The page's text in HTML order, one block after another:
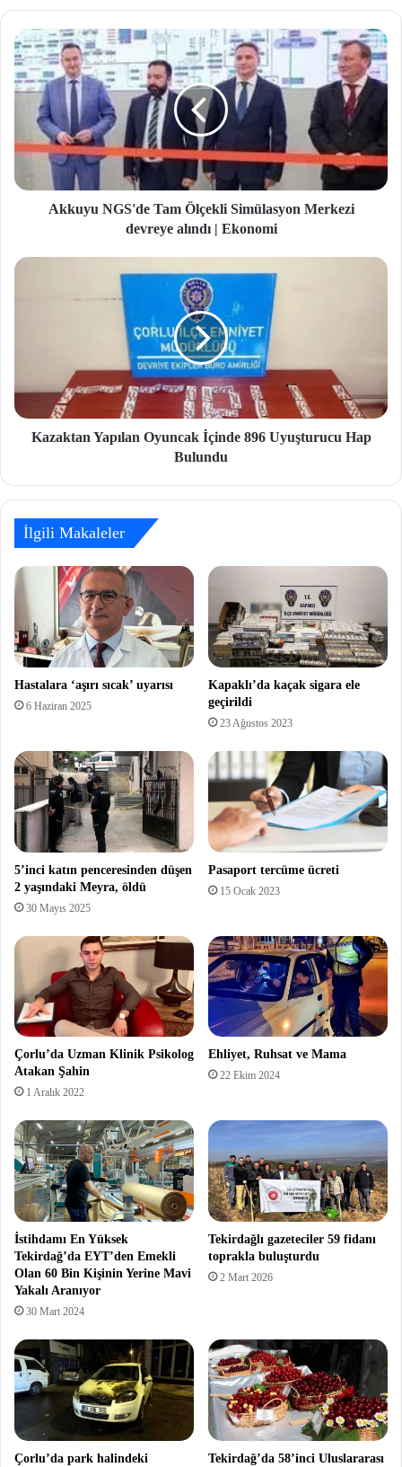
site
si
Akkuyu NGS'de Tam Ölçekli Simülasyon Merkezi
devreye alındı | Ekonomi
Kazaktan Yapılan Oyuncak İçinde 896 Uyuşturucu Hap
Bulundu
İlgili Makaleler
Hastalara ‘aşırı sıcak’ uyarısı
6 Haziran 2025
Kapaklı’da kaçak sigara ele
geçirildi
23 Ağustos 2023
5’inci katın penceresinden düşen
2 yaşındaki Meyra, öldü
30 Mayıs 2025
Pasaport tercüme ücreti
15 Ocak 2023
Çorlu’da Uzman Klinik Psikolog
Atakan Şahin
1 Aralık 2022
Ehliyet, Ruhsat ve Mama
22 Ekim 2024
İstihdamı En Yüksek
Tekirdağ’da EYT’den Emekli
Olan 60 Bin Kişinin Yerine Mavi
Yakalı Aranıyor
30 Mart 2024
Tekirdağlı gazeteciler 59 fidanı
toprakla buluşturdu
2 Mart 2026
Çorlu’da park halindeki
Tekirdağ’da 58’inci Uluslararası